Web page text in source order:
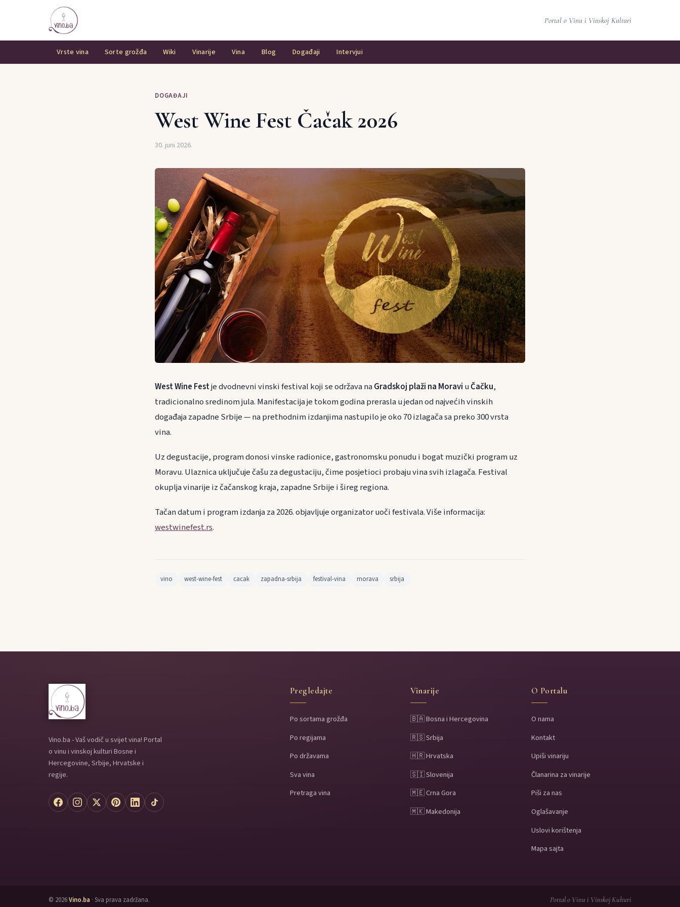
Portal o Vinu i Vinskoj Kulturi
Vrste vina Sorte grožđa Wiki Vinarije Vina Blog Događaji Intervjui
DOGAĐAJI
West Wine Fest Čačak 2026
30. juni 2026.
West Wine Festje dvodnevni vinski festival koji se održava naGradskoj plaži na Moravi uČačku,
tradicionalno sredinom jula. Manifestacija je tokom godina prerasla u jedan od najvećih vinskih
događaja zapadne Srbije — na prethodnim izdanjima nastupilo je oko 70 izlagača sa preko 300 vrsta
vina.
Uz degustacije, program donosi vinske radionice, gastronomsku ponudu i bogat muzički program uz
Moravu. Ulaznica uključuje čašu za degustaciju, čime posjetioci probaju vina svih izlagača. Festival
okuplja vinarije iz čačanskog kraja, zapadne Srbije i šireg regiona.
Tačan datum i program izdanja za 2026. objavljuje organizator uoči festivala. Više informacija:
westwinefest.rs.
vino west-wine-fest cacak zapadna-srbija festival-vina morava srbija
Vino.ba - Vaš vodič u svijet vina! Portal
o vinu i vinskoj kulturi Bosne i
Hercegovine, Srbije, Hrvatske i
regije.
Pregledajte
Po sortama grožđa
Po regijama
Po državama
Sva vina
Pretraga vina
Vinarije
🇧🇦 Bosna i Hercegovina
🇷🇸 Srbija
🇭🇷 Hrvatska
🇸🇮 Slovenija
🇲🇪 Crna Gora
🇲🇰 Makedonija
O Portalu
O nama
Kontakt
Upiši vinariju
Članarina za vinarije
Piši za nas
Oglašavanje
Uslovi korištenja
Mapa sajta
© 2026Vino.ba · Sva prava zadržana. Portal o Vinu i Vinskoj Kulturi